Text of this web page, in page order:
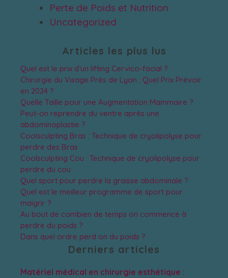
Perte de Poids et Nutrition
Uncategorized
Articles les plus lus
Quel est le prix d’un lifting Cervico-facial ?
Chirurgie du Visage Près de Lyon : Quel Prix Prévoir
en 2024 ?
Quelle Taille pour une Augmentation Mammaire ?
Peut-on reprendre du ventre après une
abdominoplastie ?
Coolsculpting Bras : Technique de cryolipolyse pour
perdre des Bras
Coolsculpting Cou : Technique de cryolipolyse pour
perdre du cou
Quel sport pour perdre la graisse abdominale ?
Quel est le meilleur programme de sport pour
maigrir ?
Au bout de combien de temps on commence à
perdre du poids ?
Dans quel ordre perd on du poids ?
Derniers articles
Matériel médical en chirurgie esthétique :